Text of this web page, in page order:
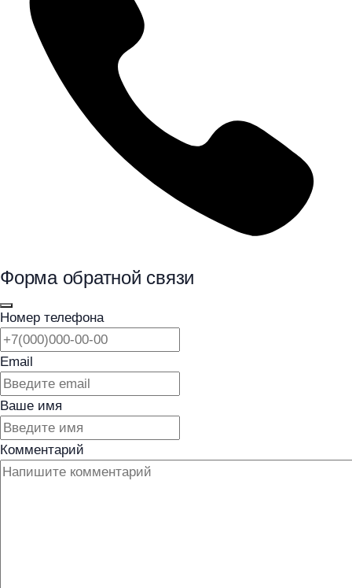
Форма обратной связи
Номер телефона
Email
Ваше имя
Комментарий